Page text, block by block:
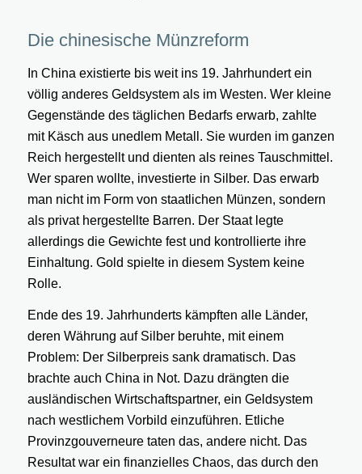
Die chinesische Münzreform
In China existierte bis weit ins 19. Jahrhundert ein
völlig anderes Geldsystem als im Westen. Wer kleine
Gegenstände des täglichen Bedarfs erwarb, zahlte
mit Käsch aus unedlem Metall. Sie wurden im ganzen
Reich hergestellt und dienten als reines Tauschmittel.
Wer sparen wollte, investierte in Silber. Das erwarb
man nicht im Form von staatlichen Münzen, sondern
als privat hergestellte Barren. Der Staat legte
allerdings die Gewichte fest und kontrollierte ihre
Einhaltung. Gold spielte in diesem System keine
Rolle.
Ende des 19. Jahrhunderts kämpften alle Länder,
deren Währung auf Silber beruhte, mit einem
Problem: Der Silberpreis sank dramatisch. Das
brachte auch China in Not. Dazu drängten die
ausländischen Wirtschaftspartner, ein Geldsystem
nach westlichem Vorbild einzuführen. Etliche
Provinzgouverneure taten das, andere nicht. Das
Resultat war ein finanzielles Chaos, das durch den